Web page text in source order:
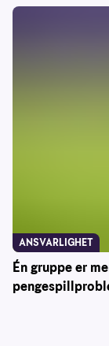
Én gruppe er
ANSVARLIGHET